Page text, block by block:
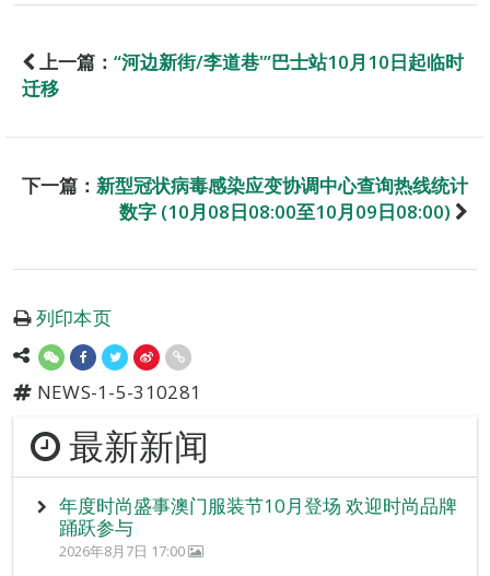
上一篇： “河边新街/李道巷'”巴士站10月10日起临时
迁移
下一篇： 新型冠状病毒感染应变协调中心查询热线统计
数字 (10月08日08:00至10月09日08:00)
列印本页
NEWS-1-5-310281
最新新闻
年度时尚盛事澳门服装节10月登场 欢迎时尚品牌
踊跃参与
2026年8月7日 17:00